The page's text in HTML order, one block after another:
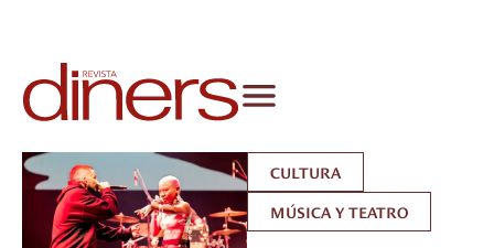
CULTURA
MÚSICA Y TEATRO